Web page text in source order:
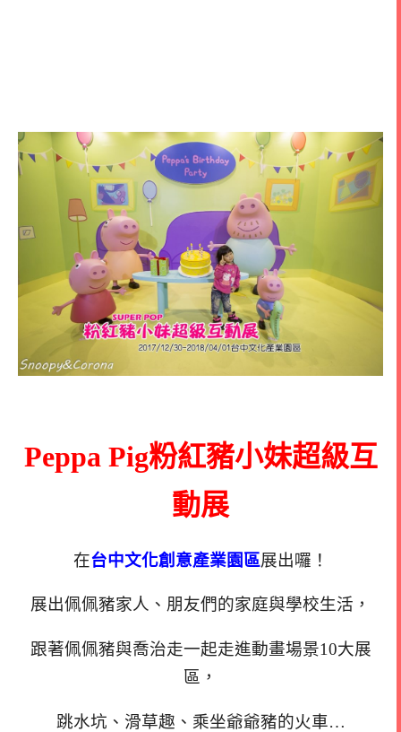
Peppa Pig粉紅豬小妹超級互
動展
在台中文化創意產業園區展出囉！
展出佩佩豬家人、朋友們的家庭與學校生活，
跟著佩佩豬與喬治走一起走進動畫場景10大展
區，
跳水坑、滑草趣、乘坐爺爺豬的火車…